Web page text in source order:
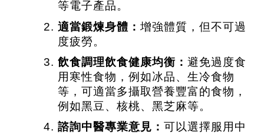
等電子產品。
適當鍛煉身體： 增強體質，但不可過
度疲勞。
飲食調理飲食健康均衡： 避免過度食
用寒性食物，例如冰品、生冷食物
等，可適當多攝取營養豐富的食物，
例如黑豆、核桃、黑芝麻等。
諮詢中醫專業意見： 可以選擇服用中